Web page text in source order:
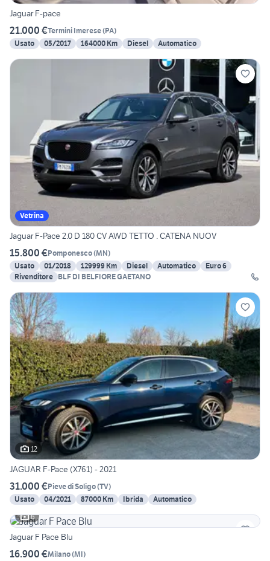
Jaguar F-pace
21.000 €Termini Imerese(PA)
Usato
05/2017 164000 Km Diesel Automatico
Vetrina
Jaguar F-Pace 2.0 D 180 CV AWD TETTO . CATENA NUOV
15.800 €Pomponesco(MN)
Usato
01/2018 129999 Km Diesel Automatico
Euro 6
Rivenditore BLF DI BELFIORE GAETANO
12
JAGUAR F-Pace (X761) - 2021
31.000 €Pieve di Soligo(TV)
Usato
04/2021 87000 Km Ibrida
Automatico
6
Jaguar F Pace Blu
16.900 €Milano(MI)